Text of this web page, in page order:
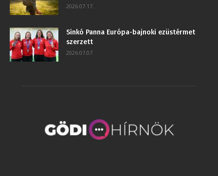
2026.07.17.
Sinkó Panna Európa-bajnoki ezüstérmet
szerzett
2026.07.07.